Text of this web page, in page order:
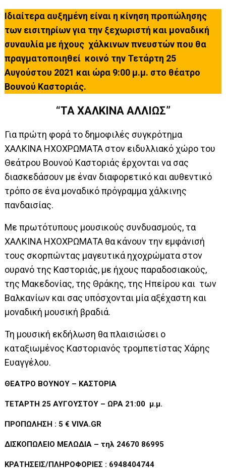
Ιδιαίτερα αυξημένη είναι η κίνηση προπώλησης
των εισιτηρίων για την ξεχωριστή και μοναδική
συναυλία με ήχους χάλκινων πνευστών που θα
πραγματοποιηθεί κοινό την Τετάρτη 25
Αυγούστου 2021 και ώρα 9:00 μ.μ. στο θέατρο
Βουνού Καστοριάς.
“ΤΑ ΧΑΛΚΙΝΑ ΑΛΛΙΩΣ”
Για πρώτη φορά το δημοφιλές συγκρότημα
ΧΑΛΚΙΝΑ ΗΧΟΧΡΩΜΑΤΑ στον ειδυλλιακό χώρο του
Θεάτρου Βουνού Καστοριάς έρχονται να σας
διασκεδάσουν με έναν διαφορετικό και αυθεντικό
τρόπο σε ένα μοναδικό πρόγραμμα χάλκινης
πανδαισίας.
Με πρωτότυπους μουσικούς συνδυασμούς, τα
ΧΑΛΚΙΝΑ ΗΧΟΧΡΩΜΑΤΑ θα κάνουν την εμφάνισή
τους σκορπώντας μαγευτικά ηχοχρώματα στον
ουρανό της Καστοριάς, με ήχους παραδοσιακούς,
της Μακεδονίας, της Θράκης, της Ηπείρου και των
Βαλκανίων και σας υπόσχονται μία αξέχαστη και
μοναδική μουσική βραδιά.
Τη μουσική εκδήλωση θα πλαισιώσει ο
καταξιωμένος Καστοριανός τρομπετίστας Χάρης
Ευαγγέλου.
ΘΕΑΤΡΟ ΒΟΥΝΟΥ – ΚΑΣΤΟΡΙΑ
ΤΕΤΑΡΤΗ 25 ΑΥΓΟΥΣΤΟΥ – ΩΡΑ 21:00 μ.μ.
ΠΡΟΠΩΛΗΣΗ : 5 € VIVA.GR
ΔΙΣΚΟΠΩΛΕΙΟ ΜΕΛΩΔΙΑ – τηλ 24670 86995
ΚΡΑΤΗΣΕΙΣ/ΠΛΗΡΟΦΟΡΙΕΣ : 6948404744